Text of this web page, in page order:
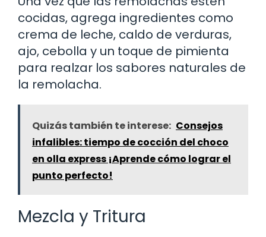
cocidas, agrega ingredientes como
crema de leche, caldo de verduras,
ajo, cebolla y un toque de pimienta
para realzar los sabores naturales de
la remolacha.
Quizás también te interese: Consejos
infalibles: tiempo de cocción del choco
en olla express ¡Aprende cómo lograr el
punto perfecto!
Mezcla y Tritura